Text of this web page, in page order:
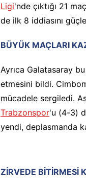
Ligi'nde çıktığı 21
de ilk 8 iddiasını
BÜYÜK MAÇLARI
Ayrıca Galatasaray
etmesini bildi.
mücadele sergiledi.
Trabzonspor'u (4-3)
yendi, deplasmanda
ZİRVEDE BİTİRMESİ